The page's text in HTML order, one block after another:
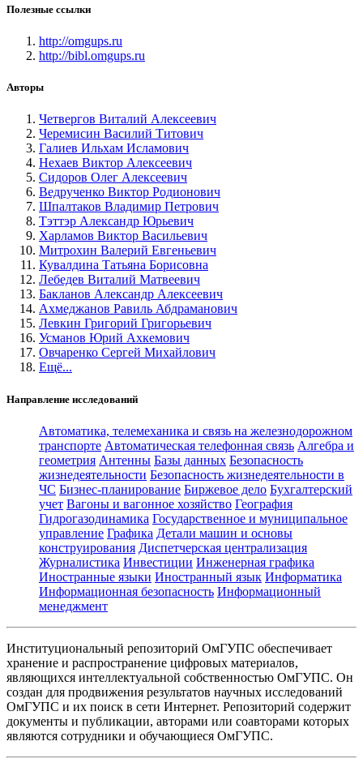
Полезные ссылки
http://omgups.ru
http://bibl.omgups.ru
Авторы
Четвергов Виталий Алексеевич
Черемисин Василий Титович
Галиев Ильхам Исламович
Нехаев Виктор Алексеевич
Сидоров Олег Алексеевич
Ведрученко Виктор Родионович
Шпалтаков Владимир Петрович
Тэттэр Александр Юрьевич
Харламов Виктор Васильевич
Митрохин Валерий Евгеньевич
Кувалдина Татьяна Борисовна
Лебедев Виталий Матвеевич
Бакланов Александр Алексеевич
Ахмеджанов Равиль Абдраманович
Левкин Григорий Григорьевич
Усманов Юрий Ахкемович
Овчаренко Сергей Михайлович
Ещё...
Направление исследований
Автоматика, телемеханика и связь на железнодорожном
транспорте Автоматическая телефонная связь Алгебра и
геометрия Антенны Базы данных Безопасность
жизнедеятельности Безопасность жизнедеятельности в
ЧС Бизнес-планирование Биржевое дело Бухгалтерский
учет Вагоны и вагонное хозяйство География
Гидрогазодинамика Государственное и муниципальное
управление Графика Детали машин и основы
конструирования Диспетчерская централизация
Журналистика Инвестиции Инженерная графика
Иностранные языки Иностранный язык Информатика
Информационная безопасность Информационный
менеджмент
Институциональный репозиторий ОмГУПС обеспечивает
хранение и распространение цифровых материалов,
являющихся интеллектуальной собственностью ОмГУПС. Он
создан для продвижения результатов научных исследований
ОмГУПС и их поиск в сети Интернет. Репозиторий содержит
документы и публикации, авторами или соавторами которых
являются сотрудники и обучающиеся ОмГУПС.